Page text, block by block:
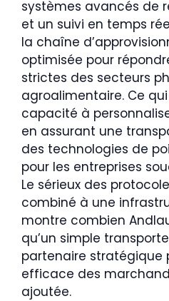
systèmes avancés de
et un suivi en temps
la chaîne
optimisée pour
strictes des secteurs
agroalimentaire. Ce
capacité à
en assurant une
des technologies de
pour les entreprises
Le sérieux des
combiné à une
montre combien
qu’un simple
partenaire stratégique
efficace des
ajoutée.